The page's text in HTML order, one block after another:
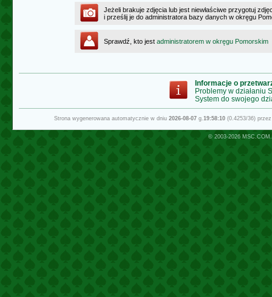
Jeżeli brakuje zdjęcia lub jest niewłaściwe przygotuj
i prześlij je do administratora bazy danych w okręgu
Sprawdź, kto jest administratorem w okręgu Pomorskim
Informacje o
Problemy w działaniu
System do swojego
Strona wygenerowana automatycznie w dniu 2026-08-07g.19:58:10(0.4253/36)
© 2003-2026